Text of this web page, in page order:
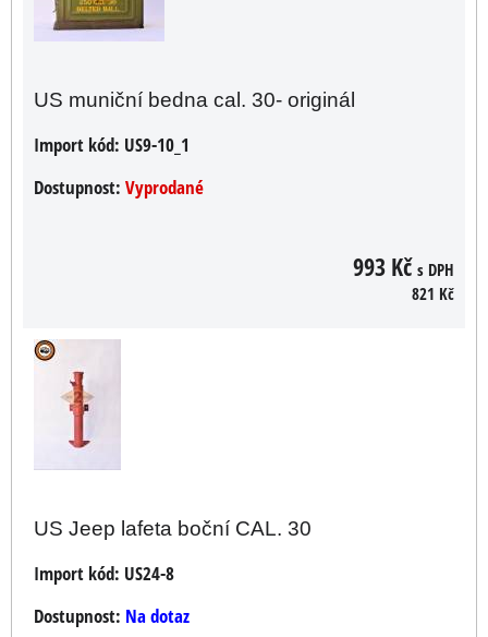
US muniční bedna cal. 30- originál
Import kód: US9-10_1
Dostupnost: Vyprodané
993 Kč s DPH
821 Kč
US Jeep lafeta boční CAL. 30
Import kód: US24-8
Dostupnost: Na dotaz